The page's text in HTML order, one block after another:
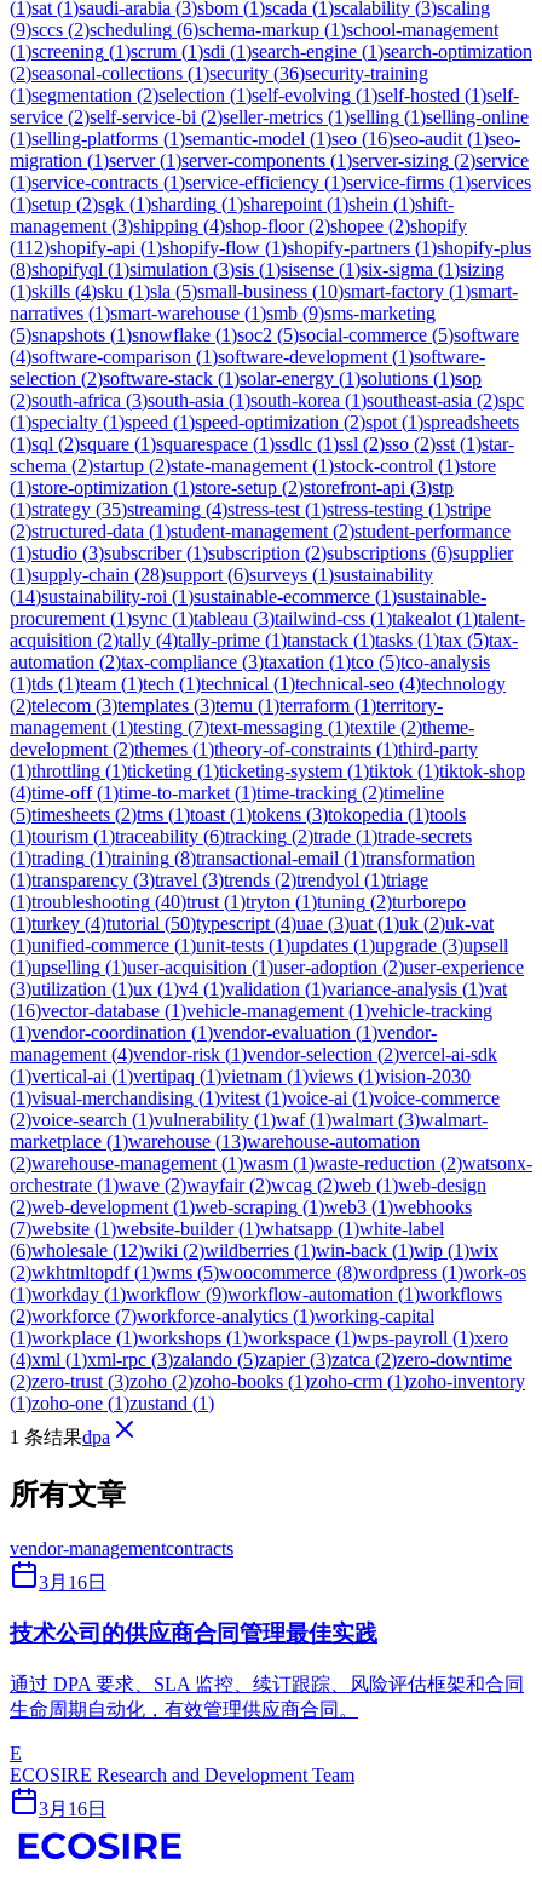
(1)sat (1)saudi-arabia (3)sbom (1)scada (1)scalability (3)scaling
(9)sccs (2)scheduling (6)schema-markup (1)school-management
(1)screening (1)scrum (1)sdi (1)search-engine (1)search-optimization
(2)seasonal-collections (1)security (36)security-training
(1)segmentation (2)selection (1)self-evolving (1)self-hosted (1)self-
service (2)self-service-bi (2)seller-metrics (1)selling (1)selling-online
(1)selling-platforms (1)semantic-model (1)seo (16)seo-audit (1)seo-
migration (1)server(1)server-components (1)server-sizing (2)service
(1)service-contracts (1)service-efficiency (1)service-firms (1)services
(1)setup (2)sgk (1)sharding (1)sharepoint (1)shein (1)shift-
management (3)shipping (4)shop-floor(2)shopee (2)shopify
(112)shopify-api (1)shopify-flow (1)shopify-partners (1)shopify-plus
(8)shopifyql (1)simulation (3)sis (1)sisense (1)six-sigma (1)sizing
(1)skills (4)sku (1)sla (5)small-business (10)smart-factory (1)smart-
narratives (1)smart-warehouse (1)smb (9)sms-marketing
(5)snapshots (1)snowflake (1)soc2 (5)social-commerce (5)software
(4)software-comparison (1)software-development (1)software-
selection (2)software-stack (1)solar-energy (1)solutions (1)sop
(2)south-africa (3)south-asia (1)south-korea (1)southeast-asia (2)spc
(1)specialty (1)speed (1)speed-optimization (2)spot (1)spreadsheets
(1)sql (2)square (1)squarespace (1)ssdlc (1)ssl (2)sso (2)sst (1)star-
schema (2)startup (2)state-management (1)stock-control (1)store
(1)store-optimization (1)store-setup (2)storefront-api (3)stp
(1)strategy (35)streaming (4)stress-test (1)stress-testing (1)stripe
(2)structured-data (1)student-management (2)student-performance
(1)studio (3)subscriber(1)subscription (2)subscriptions (6)supplier
(1)supply-chain (28)support (6)surveys (1)sustainability
(14)sustainability-roi (1)sustainable-ecommerce (1)sustainable-
procurement (1)sync (1)tableau (3)tailwind-css (1)takealot (1)talent-
acquisition (2)tally (4)tally-prime (1)tanstack (1)tasks (1)tax (5)tax-
automation (2)tax-compliance (3)taxation (1)tco (5)tco-analysis
(1)tds (1)team (1)tech (1)technical (1)technical-seo (4)technology
(2)telecom (3)templates (3)temu (1)terraform (1)territory-
management (1)testing (7)text-messaging (1)textile (2)theme-
development (2)themes (1)theory-of-constraints (1)third-party
(1)throttling (1)ticketing (1)ticketing-system (1)tiktok (1)tiktok-shop
(4)time-off(1)time-to-market (1)time-tracking (2)timeline
(5)timesheets (2)tms (1)toast (1)tokens (3)tokopedia (1)tools
(1)tourism (1)traceability (6)tracking (2)trade (1)trade-secrets
(1)trading (1)training (8)transactional-email (1)transformation
(1)transparency (3)travel (3)trends (2)trendyol (1)triage
(1)troubleshooting (40)trust (1)tryton (1)tuning (2)turborepo
(1)turkey (4)tutorial (50)typescript (4)uae (3)uat (1)uk (2)uk-vat
(1)unified-commerce (1)unit-tests (1)updates (1)upgrade (3)upsell
(1)upselling (1)user-acquisition (1)user-adoption (2)user-experience
(3)utilization (1)ux (1)v4 (1)validation (1)variance-analysis (1)vat
(16)vector-database (1)vehicle-management (1)vehicle-tracking
(1)vendor-coordination (1)vendor-evaluation (1)vendor-
management (4)vendor-risk (1)vendor-selection (2)vercel-ai-sdk
(1)vertical-ai (1)vertipaq (1)vietnam (1)views (1)vision-2030
(1)visual-merchandising (1)vitest (1)voice-ai (1)voice-commerce
(2)voice-search (1)vulnerability (1)waf(1)walmart (3)walmart-
marketplace (1)warehouse (13)warehouse-automation
(2)warehouse-management (1)wasm (1)waste-reduction (2)watsonx-
orchestrate (1)wave (2)wayfair(2)wcag (2)web (1)web-design
(2)web-development (1)web-scraping (1)web3 (1)webhooks
(7)website (1)website-builder(1)whatsapp (1)white-label
(6)wholesale (12)wiki (2)wildberries (1)win-back (1)wip (1)wix
(2)wkhtmltopdf(1)wms (5)woocommerce (8)wordpress (1)work-os
(1)workday (1)workflow (9)workflow-automation (1)workflows
(2)workforce (7)workforce-analytics (1)working-capital
(1)workplace (1)workshops (1)workspace (1)wps-payroll (1)xero
(4)xml (1)xml-rpc (3)zalando (5)zapier(3)zatca (2)zero-downtime
(2)zero-trust (3)zoho (2)zoho-books (1)zoho-crm (1)zoho-inventory
(1)zoho-one (1)zustand (1)
1 条结果dpa
所有文章
vendor-managementcontracts
3月16日
技术公司的供应商合同管理最佳实践
通过 DPA 要求、SLA 监控、续订跟踪、风险评估框架和合同
生命周期自动化，有效管理供应商合同。
E
ECOSIRE Research and Development Team
3月16日